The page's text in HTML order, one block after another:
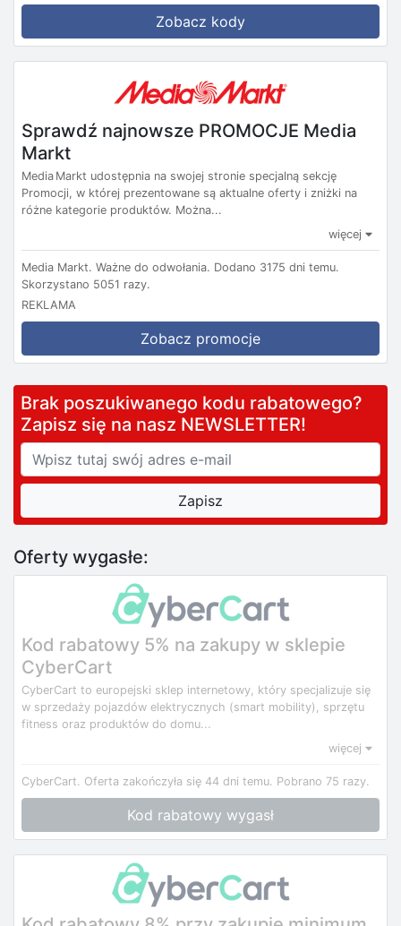
Zobacz kody
Sprawdź najnowsze PROMOCJE Media
Markt
Media Markt udostępnia na swojej stronie specjalną sekcję
Promocji, w której prezentowane są aktualne oferty i zniżki na
różne kategorie produktów. Można...
więcej
Media Markt. Ważne do odwołania. Dodano 3175 dni temu.
Skorzystano 5051 razy.
REKLAMA
Zobacz promocje
Brak poszukiwanego kodu rabatowego?
Zapisz się na nasz NEWSLETTER!
Oferty wygasłe:
Kod rabatowy 5% na zakupy w sklepie
CyberCart
CyberCart to europejski sklep internetowy, który specjalizuje się
w sprzedaży pojazdów elektrycznych (smart mobility), sprzętu
fitness oraz produktów do domu...
więcej
CyberCart. Oferta zakończyła się 44 dni temu. Pobrano 75 razy.
Kod rabatowy wygasł